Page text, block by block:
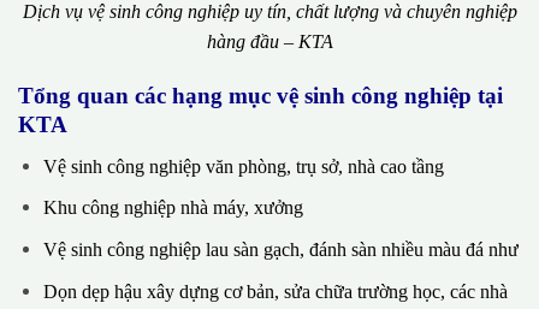
Dịch vụ vệ sinh công nghiệp uy tín, chất lượng và chuyên nghiệp
hàng đầu – KTA
Tổng quan các hạng mục vệ sinh công nghiệp tại
KTA
Vệ sinh công nghiệp văn phòng, trụ sở, nhà cao tầng
Khu công nghiệp nhà máy, xưởng
Vệ sinh công nghiệp lau sàn gạch, đánh sàn nhiều màu đá như
Dọn dẹp hậu xây dựng cơ bản, sửa chữa trường học, các nhà